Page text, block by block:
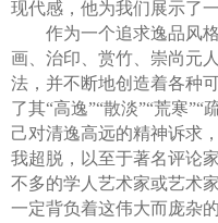
现代感，他为我们展示了
作为一个追求逸品风格
画、治印、赏竹、崇尚元
法，并不断地创造着各种
了其“高逸”“散淡”“荒寒
己对清逸高远的精神诉求
我超脱，以至于著名评论
不多的学人艺术家或艺术
一定背负着这伟大而庞杂